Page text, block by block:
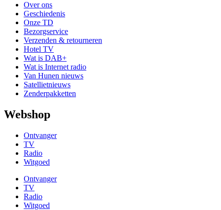
Over ons
Geschiedenis
Onze TD
Bezorgservice
Verzenden & retourneren
Hotel TV
Wat is DAB+
Wat is Internet radio
Van Hunen nieuws
Satellietnieuws
Zenderpakketten
Webshop
Ontvanger
TV
Radio
Witgoed
Ontvanger
TV
Radio
Witgoed